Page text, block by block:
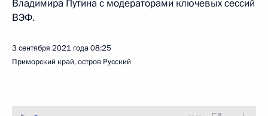
Владимира Путина с модераторами ключевых сессий
ВЭФ.
3 сентября 2021 года08:25
Приморский край, остров Русский